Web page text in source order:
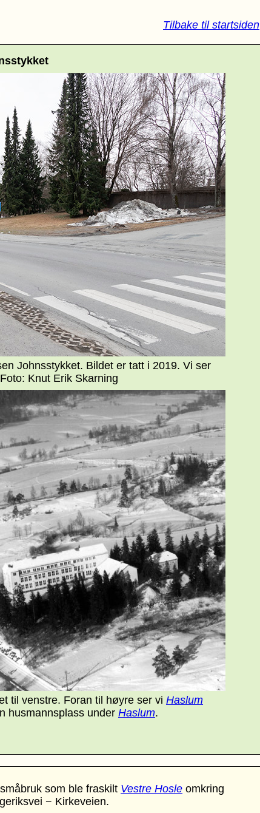
Tilbake til startsiden
som ble fraskilt Vestre Hosle omkring
− Kirkeveien.
til venstre. Foran til høyre ser vi Haslum
husmannsplass under Haslum.
Johnsstykket. Bildet er tatt i 2019. Vi ser
Knut Erik Skarning